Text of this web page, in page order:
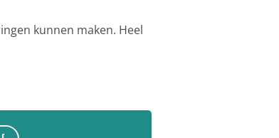
kunnen maken. Heel